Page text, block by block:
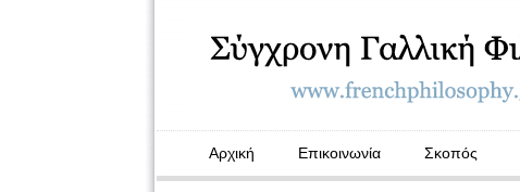
Αρχική Επικοινωνία Σκοπός